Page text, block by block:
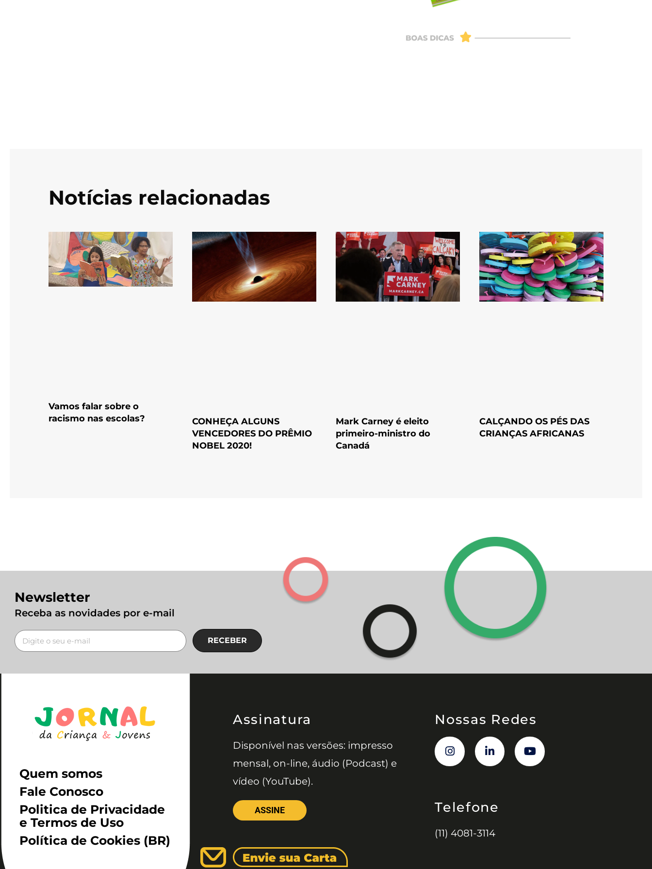
Notícias relacionadas
Vamos falar sobre o
racismo nas escolas?
CONHEÇA ALGUNS
VENCEDORES DO PRÊMIO
NOBEL 2020!
Mark Carney é eleito
primeiro-ministro do
Canadá
CALÇANDO OS PÉS DAS
CRIANÇAS AFRICANAS
Newsletter
Receba as novidades por e-mail
RECEBER
Quem somos
Fale Conosco
Politica de Privacidade
e Termos de Uso
Política de Cookies (BR)
Assinatura
Disponível nas versões: impresso
mensal, on-line, áudio (Podcast) e
vídeo (YouTube).
ASSINE
Nossas Redes
Telefone
(11) 4081-3114